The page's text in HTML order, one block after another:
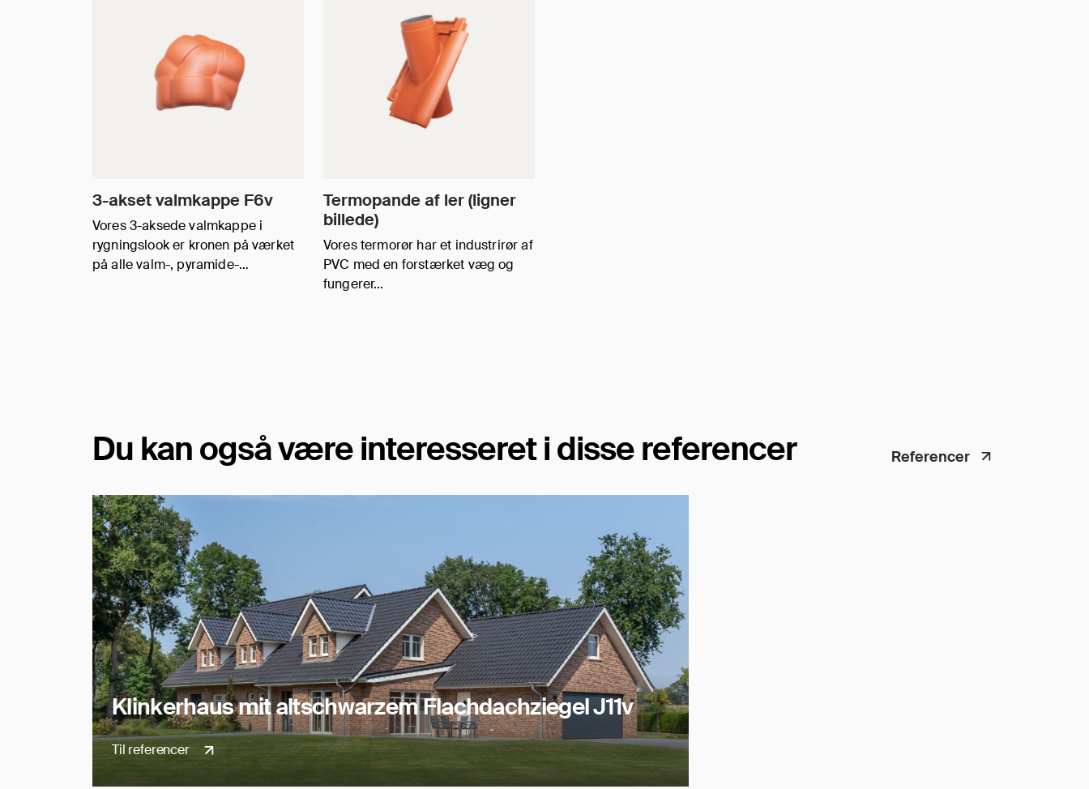
3-akset valmkappe F6v
Vores 3-aksede valmkappe i
rygningslook er kronen på værket
på alle valm-, pyramide-…
Termopande af ler (ligner
billede)
Vores termorør har et industrirør af
PVC med en forstærket væg og
fungerer…
Du kan også være interesseret i disse referencer Referencer
Klinkerhaus mit altschwarzem Flachdachziegel J11v
Til referencer